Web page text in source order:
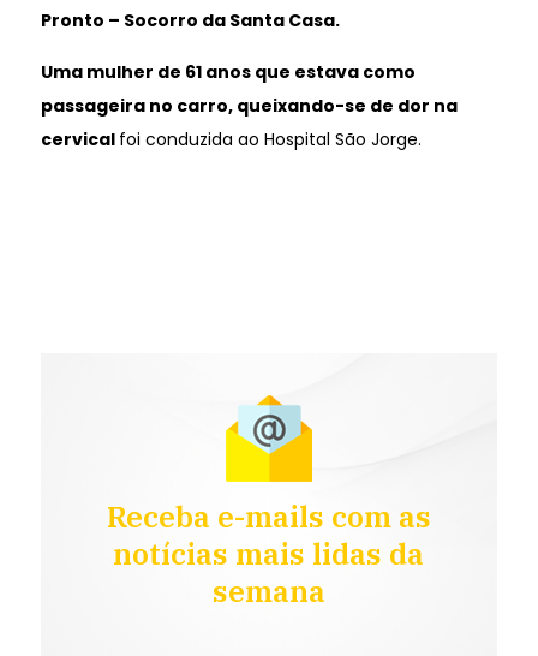
Pronto – Socorro da Santa Casa.
Uma mulher de 61 anos que estava como
passageira no carro, queixando-se de dor na
cervical foi conduzida ao Hospital São Jorge.
Receba e-mails com as
notícias mais lidas da
semana